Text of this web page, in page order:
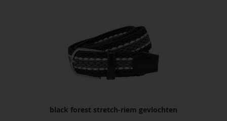
black forest stretch-riem gevlochten